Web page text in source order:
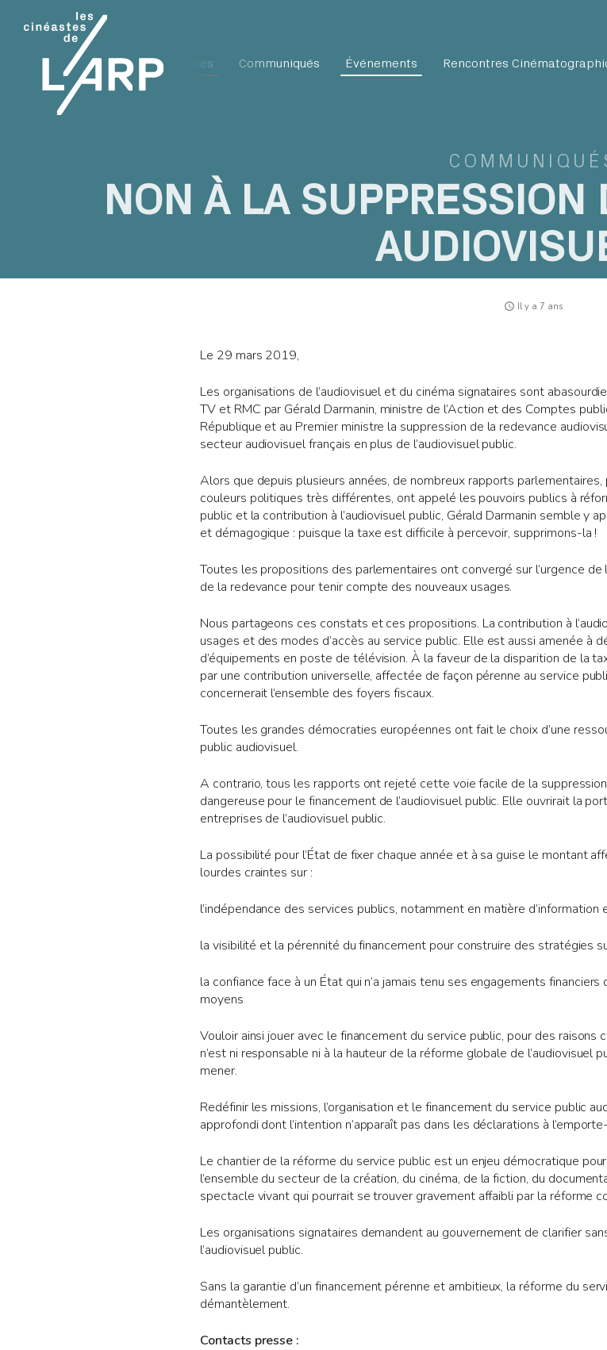
L'ARP Membres Communiqués Événements Rencontres
NON À LA SUPPRESSION
access_time Il y a 7 ans
Le 29 mars 2019,
Les organisations de l’audiovisuel et du cinéma signataires sont
TV et RMC par Gérald Darmanin, ministre de l’Action et des Comptes
République et au Premier ministre la suppression de la redevance
secteur audiovisuel français en plus de l’audiovisuel public.
Alors que depuis plusieurs années, de nombreux rapports
couleurs politiques très différentes, ont appelé les pouvoirs publics à
public et la contribution à l’audiovisuel public, Gérald Darmanin semble y
et démagogique : puisque la taxe est difficile à percevoir, supprimons-la !
Toutes les propositions des parlementaires ont convergé sur l’urgence
de la redevance pour tenir compte des nouveaux usages.
Nous partageons ces constats et ces propositions. La contribution à
usages et des modes d’accès au service public. Elle est aussi amenée à
d’équipements en poste de télévision. À la faveur de la disparition de la
par une contribution universelle, affectée de façon pérenne au service
concernerait l’ensemble des foyers fiscaux.
Toutes les grandes démocraties européennes ont fait le choix d’une
public audiovisuel.
A contrario, tous les rapports ont rejeté cette voie facile de la
dangereuse pour le financement de l’audiovisuel public. Elle ouvrirait la
entreprises de l’audiovisuel public.
La possibilité pour l’État de fixer chaque année et à sa guise le montant
lourdes craintes sur :
l’indépendance des services publics, notamment en matière d’information
la visibilité et la pérennité du financement pour construire des stratégies
la confiance face à un État qui n’a jamais tenu ses engagements
moyens
Vouloir ainsi jouer avec le financement du service public, pour des
n’est ni responsable ni à la hauteur de la réforme globale de
mener.
Redéfinir les missions, l’organisation et le financement du service public
approfondi dont l’intention n’apparaît pas dans les déclarations à
Le chantier de la réforme du service public est un enjeu démocratique
l’ensemble du secteur de la création, du cinéma, de la fiction, du
spectacle vivant qui pourrait se trouver gravement affaibli par la réforme
Les organisations signataires demandent au gouvernement de clarifier
l’audiovisuel public.
Sans la garantie d’un financement pérenne et ambitieux, la réforme du
démantèlement.
Contacts presse :